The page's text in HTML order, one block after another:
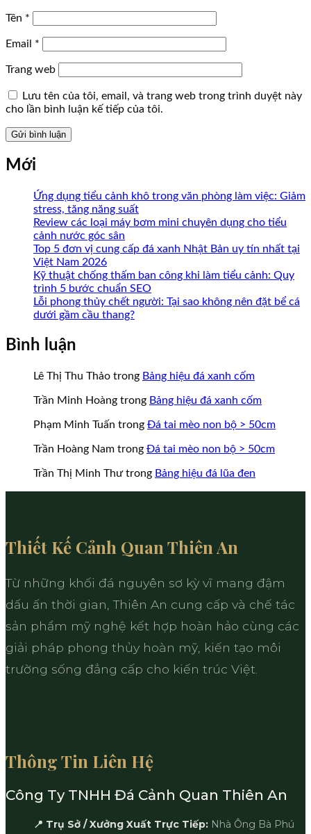
Tên *
Email *
Trang web
Lưu tên của tôi, email, và trang web trong trình duyệt này
cho lần bình luận kế tiếp của tôi.
Mới
Ứng dụng tiểu cảnh khô trong văn phòng làm việc: Giảm
stress, tăng năng suất
Review các loại máy bơm mini chuyên dụng cho tiểu
cảnh nước góc sân
Top 5 đơn vị cung cấp đá xanh Nhật Bản uy tín nhất tại
Việt Nam 2026
Kỹ thuật chống thấm ban công khi làm tiểu cảnh: Quy
trình 5 bước chuẩn SEO
Lỗi phong thủy chết người: Tại sao không nên đặt bể cá
dưới gầm cầu thang?
Bình luận
Lê Thị Thu Thảo trong Bảng hiệu đá xanh cốm
Trần Minh Hoàng trong Bảng hiệu đá xanh cốm
Phạm Minh Tuấn trong Đá tai mèo non bộ > 50cm
Trần Hoàng Nam trong Đá tai mèo non bộ > 50cm
Trần Thị Minh Thưtrong Bảng hiệu đá lũa đen
Thiết Kế Cảnh Quan Thiên An
Từ những khối đá nguyên sơ kỳ vĩ mang đậm
dấu ấn thời gian, Thiên An cung cấp và chế tác
sản phẩm mỹ nghệ kết hợp hoàn hảo cùng các
giải pháp phong thủy hoàn mỹ, kiến tạo môi
trường sống đẳng cấp cho kiến trúc Việt.
Thông Tin Liên Hệ
Công Ty TNHH Đá Cảnh Quan Thiên An
📍 Trụ Sở / Xưởng Xuất Trực Tiếp: Nhà Ông Bà Phú